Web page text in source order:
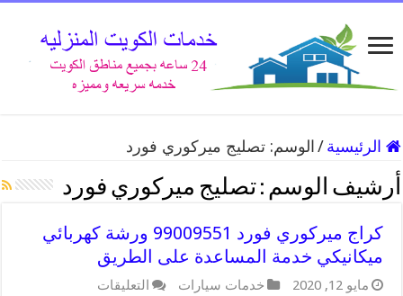
الرئيسية / الوسم:تصليج ميركوري فورد
أرشيف الوسم :تصليج ميركوري فورد
كراج ميركوري فورد 99009551 ورشة كهربائي
ميكانيكي خدمة المساعدة على الطريق
مايو 12, 2020 خدمات سيارات التعليقات